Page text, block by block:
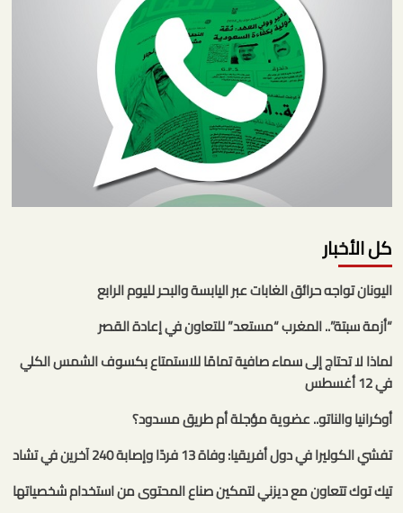
كل الأخبار
اليونان تواجه حرائق الغابات عبر اليابسة والبحر لليوم الرابع
“أزمة سبتة”.. المغرب “مستعد” للتعاون في إعادة القصر
لماذا لا تحتاج إلى سماء صافية تمامًا للاستمتاع بكسوف الشمس الكلي
في 12 أغسطس
أوكرانيا والناتو.. عضوية مؤجلة أم طريق مسدود؟
تفشي الكوليرا في دول أفريقيا: وفاة 13 فردًا وإصابة 240 آخرين في تشاد
تيك توك تتعاون مع ديزني لتمكين صناع المحتوى من استخدام شخصياتها